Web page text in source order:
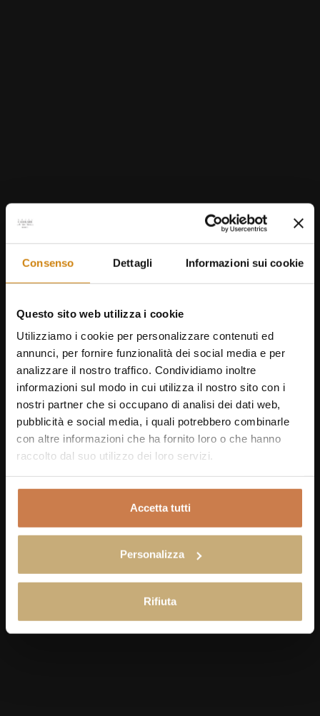
Consenso Dettagli Informazioni sui cookie
Questo sito web utilizza i cookie
Utilizziamo i cookie per personalizzare contenuti ed
annunci, per fornire funzionalità dei social media e per
analizzare il nostro traffico. Condividiamo inoltre
informazioni sul modo in cui utilizza il nostro sito con i
nostri partner che si occupano di analisi dei dati web,
pubblicità e social media, i quali potrebbero combinarle
con altre informazioni che ha fornito loro o che hanno
raccolto dal suo utilizzo dei loro servizi.
Accetta tutti
Personalizza
Rifiuta
CAFÉ